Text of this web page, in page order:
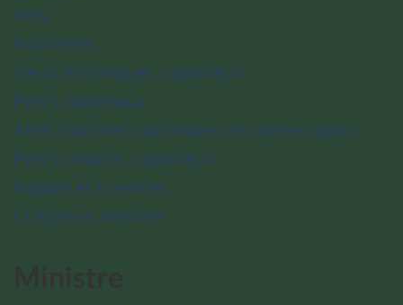
Avis
Nouvelles
Lieux historiques nationaux
Parcs nationaux
Aires marines nationales de conservation
Parcs urbains nationaux
Nature et sciences
Culture et histoire